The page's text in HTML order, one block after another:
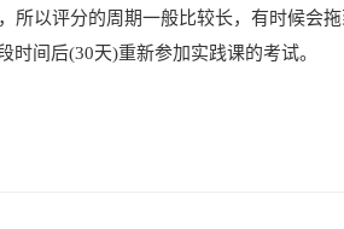
以评分的周期一般比较长，有时候会
间后(30天)重新参加实践课的考试。